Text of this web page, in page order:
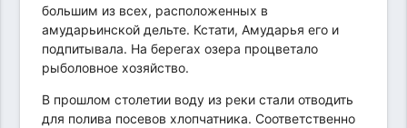
большим из всех, расположенных в
амударьинской дельте. Кстати, Амударья его и
подпитывала. На берегах озера процветало
рыболовное хозяйство.
В прошлом столетии воду из реки стали отводить
для полива посевов хлопчатника. Соответственно